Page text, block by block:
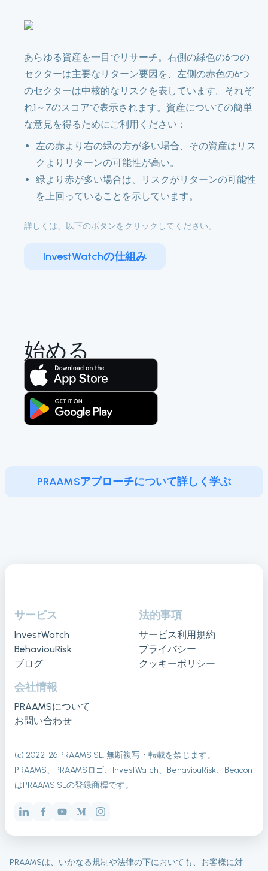
あらゆる資産を一目でリサーチ。右側の緑色の6つの
セクターは主要なリターン要因を、左側の赤色の6つ
のセクターは中核的なリスクを表しています。それぞ
れ1～7のスコアで表示されます。資産についての簡単
な意見を得るためにご利用ください：
左の赤より右の緑の方が多い場合、その資産はリス
クよりリターンの可能性が高い。
緑より赤が多い場合は、リスクがリターンの可能性
を上回っていることを示しています。
詳しくは、以下のボタンをクリックしてください。
InvestWatchの仕組み
始める
PRAAMSアプローチについて詳しく学ぶ
サービス
InvestWatch
BehaviouRisk
ブログ
法的事項
サービス利用規約
プライバシー
クッキーポリシー
会社情報
PRAAMSについて
お問い合わせ
(с) 2022-26 PRAAMS SL. 無断複写・転載を禁じます。
PRAAMS、PRAAMSロゴ、InvestWatch、BehaviouRisk、Beacon
はPRAAMS SLの登録商標です。
PRAAMSは、いかなる規制や法律の下においても、お客様に対